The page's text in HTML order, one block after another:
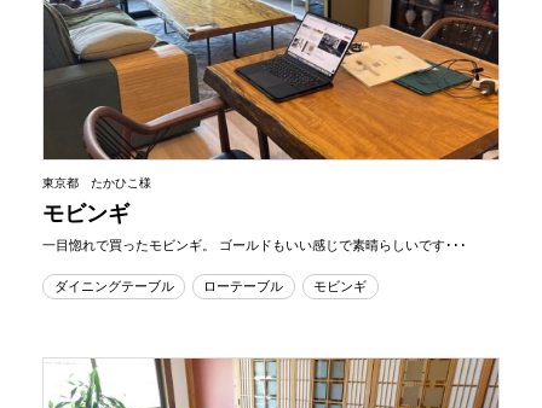
東京都 たかひこ様
モビンギ
一目惚れで買ったモビンギ。 ゴールドもいい感じで素晴らしいです･･･
ダイニングテーブル ローテーブル モビンギ